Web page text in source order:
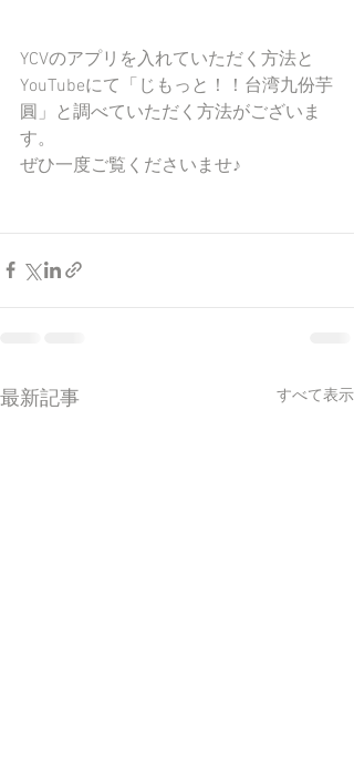
YCVのアプリを入れていただく方法と
YouTubeにて「じもっと！！台湾九份芋
圓」と調べていただく方法がございま
す。
ぜひ一度ご覧くださいませ♪
最新記事 すべて表示